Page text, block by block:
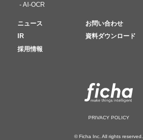
- AI-OCR
ニュース
IR
採用情報
お問い合わせ
資料ダウンロード
PRIVACY POLICY
© Ficha Inc. All rights reserved.